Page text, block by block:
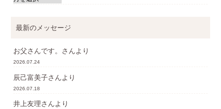
最新のメッセージ
お父さんです。 さんより
2026.07.24
辰己富美子さんより
2026.07.18
井上友理さんより